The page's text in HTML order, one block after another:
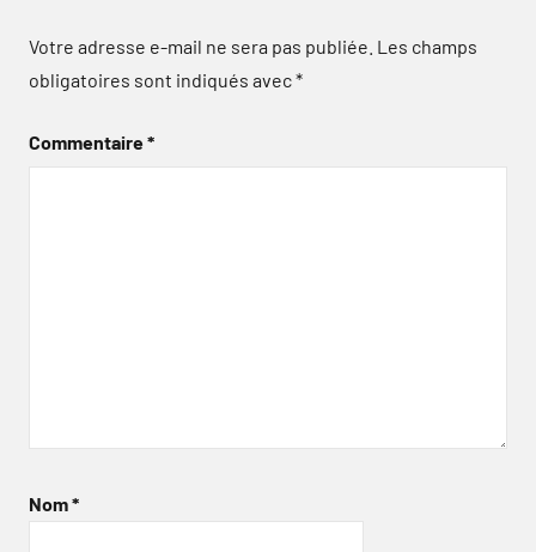
Votre adresse e-mail ne sera pas publiée. Les champs
obligatoires sont indiqués avec*
Commentaire*
Nom*